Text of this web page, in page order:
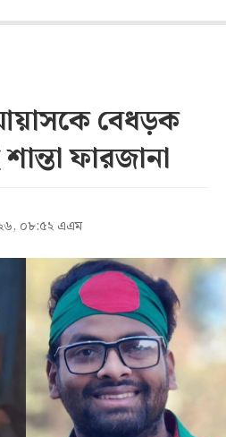
বেধড়ক
ফারজানা
০৮:৫২ এএম